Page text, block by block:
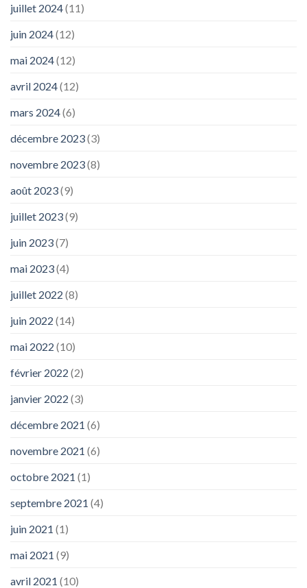
juillet 2024(11)
juin 2024(12)
mai 2024(12)
avril 2024(12)
mars 2024(6)
décembre 2023(3)
novembre 2023(8)
août 2023(9)
juillet 2023(9)
juin 2023(7)
mai 2023(4)
juillet 2022 (8)
juin 2022 (14)
mai 2022 (10)
février 2022 (2)
janvier 2022 (3)
décembre 2021 (6)
novembre 2021 (6)
octobre 2021 (1)
septembre 2021 (4)
juin 2021 (1)
mai 2021 (9)
avril 2021 (10)